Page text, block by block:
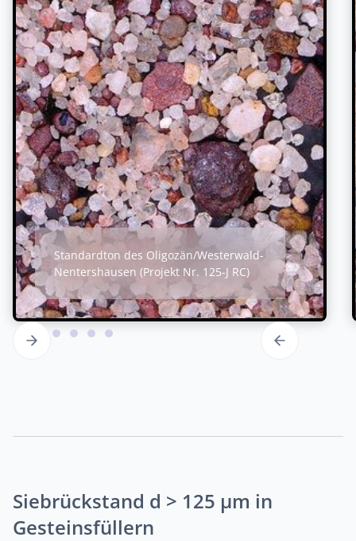
Standardton des Oligozän/Westerwald-
Nentershausen (Projekt Nr. 125-J RC)
Siebrückstand d > 125 µm in
Gesteinsfüllern